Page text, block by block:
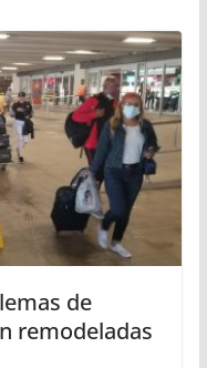
de
remodeladas